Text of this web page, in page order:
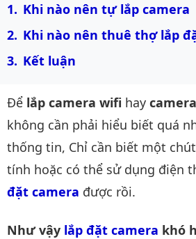
Khi nào nên tự lắp camera
Khi nào nên thuê thợ lắp
Kết luận
Để lắp camera wifi hay
không cần phải hiểu biết quá
thống tin, Chỉ cần biết một
tính hoặc có thể sử dụng điện
đặt camera được rồi.
Như vậy lắp đặt camera khó